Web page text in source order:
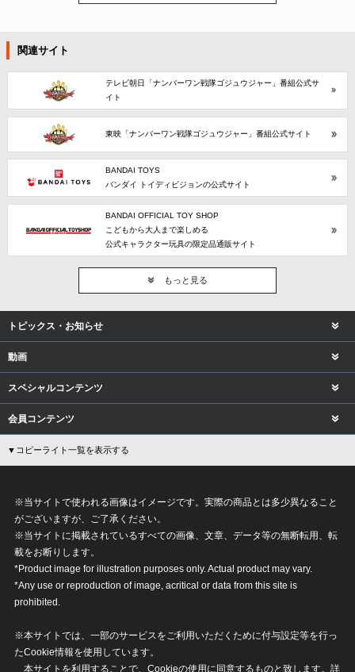
関連サイト
テレビ朝日「ナンバーワン戦隊ゴジュウジャー」番組公式サ
イト
東映「ナンバーワン戦隊ゴジュウジャー」番組公式サイト
BANDAI TOYS
バンダイ トイディビジョンの公式サイト
BANDAI OFFICIAL TOY SHOP
こどもから大人まで楽しめる
公式キャラクター玩具の限定品通販サイト
もっと見る
トピックス・お知らせ
動画
スペシャルコンテンツ
会員コンテンツ
▼コピーライト一覧を表示する
※当サイトで使われる画像はイメージです。実際の商品とは多少異なること
がございますが、ご了承ください。
※当サイトに掲載されているすべての画像、文章、データ等の無断転用、転
載をお断りします。
*Product image for illustration purposes only. Actual product may vary.
*Any use or reproduction of image, acritical or data from this site is
prohibited.
※本サイトでは、一部のサービスをご利用いただくために付与設定等を行っ
たCookie情報を使用しています。
本サイトを利用することで、Cookieの使用に同意するものと致します。詳